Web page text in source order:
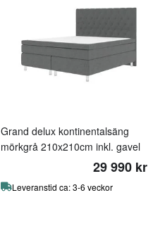
Grand delux kontinentalsäng
mörkgrå 210x210cm inkl. gavel
29 990 kr
Leveranstid ca: 3-6 veckor